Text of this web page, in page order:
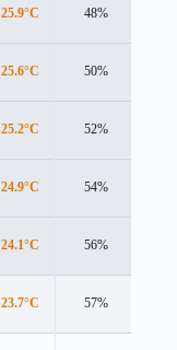
25.9°C 48%
25.6°C 50%
25.2°C 52%
24.9°C 54%
24.1°C 56%
23.7°C 57%